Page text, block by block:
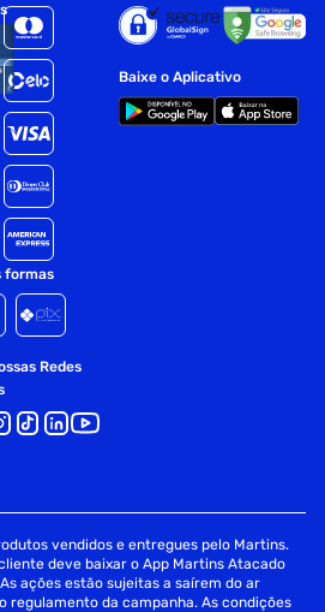
formas
Redes
Baixe o Aplicativo
vendidos e entregues pelo Martins.
deve baixar o App Martins Atacado
ações estão sujeitas a saírem do ar
regulamento da campanha. As condições